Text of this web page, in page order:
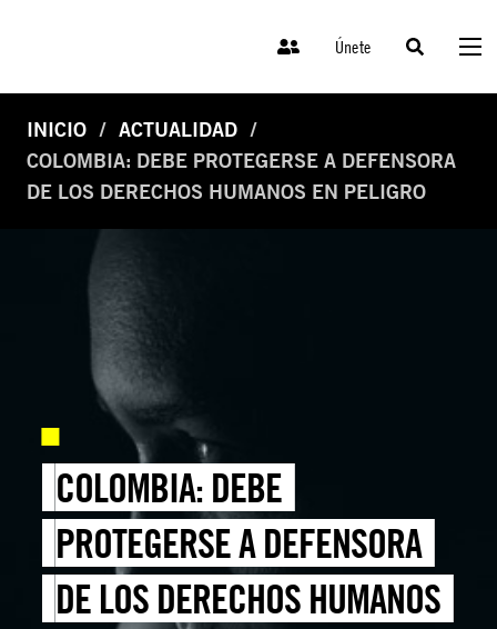
Únete
INICIO
ACTUALIDAD
COLOMBIA: DEBE PROTEGERSE A DEFENSORA
DE LOS DERECHOS HUMANOS EN PELIGRO
COLOMBIA: DEBE
PROTEGERSE A DEFENSORA
DE LOS DERECHOS HUMANOS